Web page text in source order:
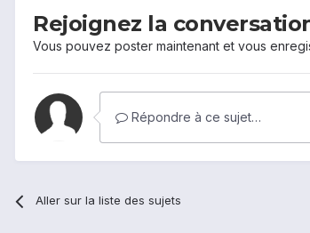
Rejoignez la
Vous pouvez poster maintenant et vous
Répondre à ce sujet…
Aller sur la liste des sujets